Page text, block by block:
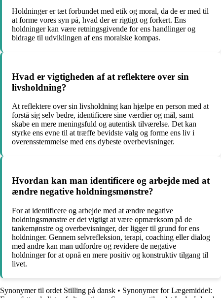
Holdninger er tæt forbundet med etik og moral, da de er med til
at forme vores syn på, hvad der er rigtigt og forkert. Ens
holdninger kan være retningsgivende for ens handlinger og
bidrage til udviklingen af ens moralske kompas.
Hvad er vigtigheden af at reflektere over sin
livsholdning?
At reflektere over sin livsholdning kan hjælpe en person med at
forstå sig selv bedre, identificere sine værdier og mål, samt
skabe en mere meningsfuld og autentisk tilværelse. Det kan
styrke ens evne til at træffe bevidste valg og forme ens liv i
overensstemmelse med ens dybeste overbevisninger.
Hvordan kan man identificere og arbejde med at
ændre negative holdningsmønstre?
For at identificere og arbejde med at ændre negative
holdningsmønstre er det vigtigt at være opmærksom på de
tankemønstre og overbevisninger, der ligger til grund for ens
holdninger. Gennem selvrefleksion, terapi, coaching eller dialog
med andre kan man udfordre og revidere de negative
holdninger for at opnå en mere positiv og konstruktiv tilgang til
livet.
Synonymer til ordet Stilling på dansk • Synonymer for Lægemiddel: